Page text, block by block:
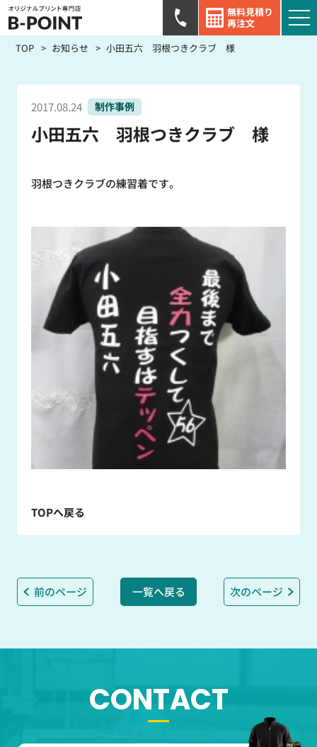
無料見積り
再注文
TOP
お知らせ 小田五六 羽根つきクラブ 様
2017.08.24 制作事例
小田五六 羽根つきクラブ 様
羽根つきクラブの練習着です。
TOPへ戻る
前のページ 一覧へ戻る 次のページ
CONTACT